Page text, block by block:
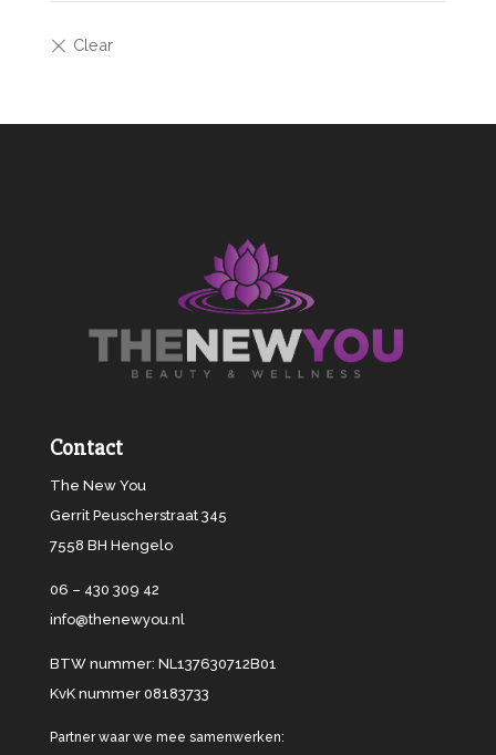
Contact
The New You
Gerrit Peuscherstraat 345
7558 BH Hengelo
06 – 430 309 42
info@thenewyou.nl
BTW nummer: NL137630712B01
KvK nummer 08183733
Partner waar we mee samenwerken: